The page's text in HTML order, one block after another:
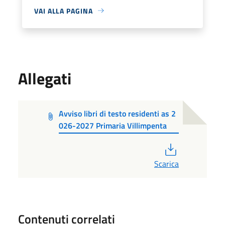
VAI ALLA PAGINA
Allegati
Avviso libri di testo residenti as 2
026-2027 Primaria Villimpenta
Scarica
Contenuti correlati